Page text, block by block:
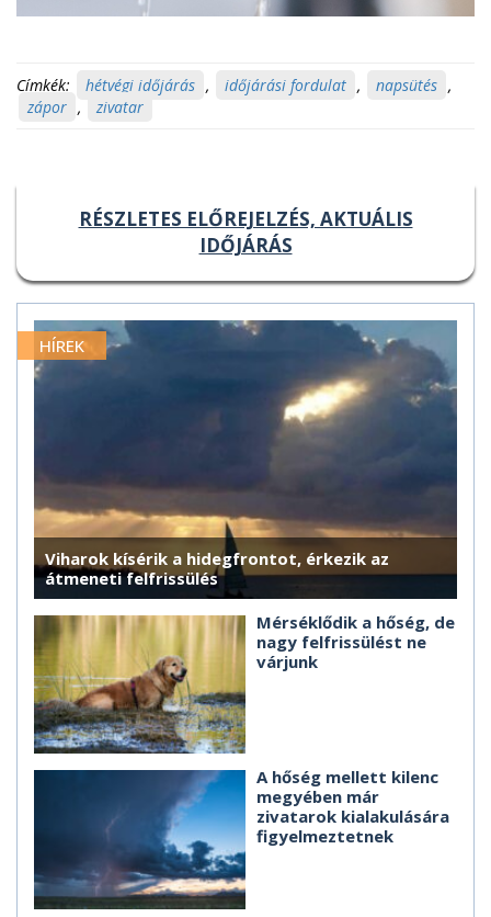
Címkék: hétvégi időjárás , időjárási fordulat , napsütés ,
zápor , zivatar
RÉSZLETES ELŐREJELZÉS, AKTUÁLIS
IDŐJÁRÁS
HÍREK
Viharok kísérik a hidegfrontot, érkezik az
átmeneti felfrissülés
Mérséklődik a hőség, de
nagy felfrissülést ne
várjunk
A hőség mellett kilenc
megyében már
zivatarok kialakulására
figyelmeztetnek